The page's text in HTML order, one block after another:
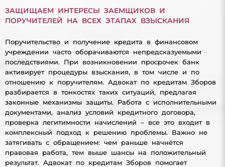
ЗАЩИЩАЕМ ИНТЕРЕСЫ ЗАЕМЩИКОВ И
ПОРУЧИТЕЛЕЙ НА ВСЕХ ЭТАПАХ ВЗЫСКАНИЯ
Поручительство и получение кредита в финансовом
учреждении часто оборачиваются непредсказуемыми
последствиями. При возникновении просрочек банк
активирует процедуры взыскания, в том числе и по
отношению к поручителям. Адвокат по кредитам Зборов
разбирается в тонкостях таких ситуаций, предлагая
законные механизмы защиты. Работа с исполнительными
документами, анализ условий кредитного договора,
проверка легитимности начислений – все это входит в
комплексный подход к решению проблемы. Важно не
затягивать с обращением: чем раньше начнётся
правовая работа, тем выше шансы на положительный
результат. Адвокат по кредитам Зборов помогает